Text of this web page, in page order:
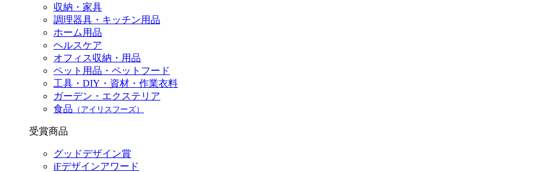
収納・家具
調理器具・キッチン用品
ホーム用品
ヘルスケア
オフィス収納・用品
ペット用品・ペットフード
工具・DIY・資材・作業衣料
ガーデン・エクステリア
食品 （アイリスフーズ）
受賞商品
グッドデザイン賞
iFデザインアワード